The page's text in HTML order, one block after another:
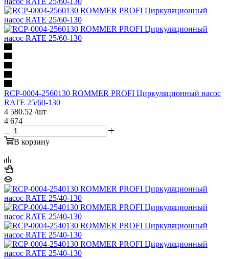
RCP-0004-2560130 ROMMER PROFI Циркуляционный насос
RATE 25/60-130
4 580.52 /шт
4 674
В корзину